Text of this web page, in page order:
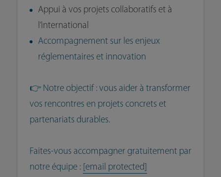
Appui à vos projets collaboratifs et à
l’international
Accompagnement sur les enjeux
réglementaires et innovation
👉 Notre objectif : vous aider à transformer
vos rencontres en projets concrets et
partenariats durables.
Faites-vous accompagner gratuitement par
notre équipe : [email protected]